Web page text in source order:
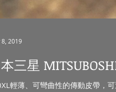
三星
輕薄、可彎曲性的傳動皮帶，
8, 2019